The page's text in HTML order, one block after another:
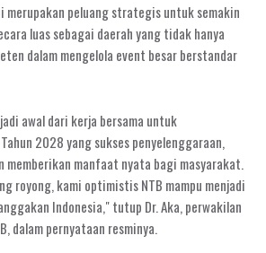
merupakan peluang strategis untuk semakin
luas sebagai daerah yang tidak hanya
dalam mengelola event besar berstandar
awal dari kerja bersama untuk
2028 yang sukses penyelenggaraan,
memberikan manfaat nyata bagi masyarakat.
royong, kami optimistis NTB mampu menjadi
Indonesia," tutup Dr. Aka, perwakilan
dalam pernyataan resminya.